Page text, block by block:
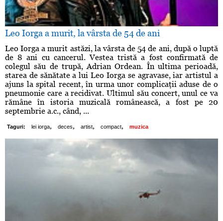
Leo Iorga a murit, la vârsta de 54 de ani
Leo Iorga a murit astăzi, la vârsta de 54 de ani, după o luptă
de 8 ani cu cancerul. Vestea tristă a fost confirmată de
colegul său de trupă, Adrian Ordean. În ultima perioadă,
starea de sănătate a lui Leo Iorga se agravase, iar artistul a
ajuns la spital recent, în urma unor complicaţii aduse de o
pneumonie care a recidivat. Ultimul său concert, unul ce va
rămâne în istoria muzicală românească, a fost pe 20
septembrie a.c., când, ...
Taguri: lei iorga, deces, artist, compact, muzica